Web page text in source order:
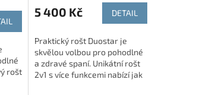
rošt
5 400 Kč DETAIL
Praktický rošt Duostar je
skvělou volbou pro pohodlné
a zdravé spaní. Unikátní rošt
2v1 s více funkcemi nabízí jak